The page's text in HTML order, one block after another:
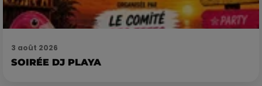
3 août 2026
SOIRÉE DJ PLAYA